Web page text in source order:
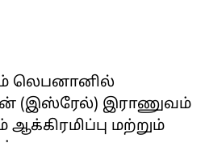
லெபனானில்
(இஸ்ரேல்) இராணுவம்
மற்றும்